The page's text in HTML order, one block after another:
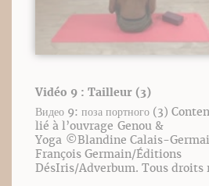
Vidéo 9 : Tailleur (3)
Видео 9: поза портного (3)
lié à l’ouvrage Genou &
Yoga ©️Blandine Calais-
François Germain/Éditions
DésIris/Adverbum. Tous droits